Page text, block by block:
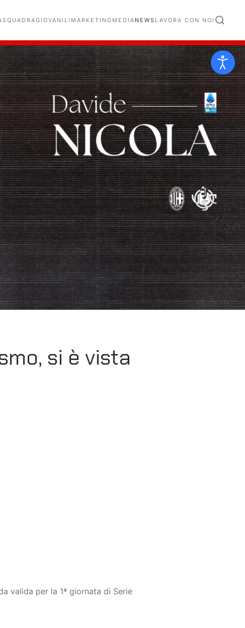
SQUADRAGIOVANILI MARKETING MEDIA NEWS LAVORA CON NOI
si è vista
valida per la 1ª giornata di Serie